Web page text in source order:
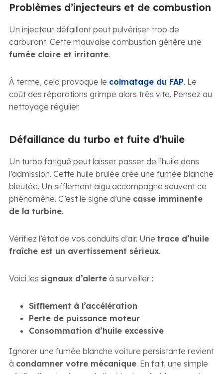
Problèmes d’injecteurs et de combustion
Un injecteur défaillant peut pulvériser trop de
carburant. Cette mauvaise combustion génère une
fumée claire et irritante.
À terme, cela provoque le colmatage du FAP. Le
coût des réparations grimpe alors très vite. Pensez au
nettoyage régulier.
Défaillance du turbo et fuite d’huile
Un turbo fatigué peut laisser passer de l’huile dans
l’admission. Cette huile brûlée crée une fumée blanche
bleutée. Un sifflement aigu accompagne souvent ce
phénomène. C’est le signe d’une casse imminente
de la turbine.
Vérifiez l’état de vos conduits d’air. Une trace d’huile
fraîche est un avertissement sérieux.
Voici les signaux d’alerteà surveiller :
Sifflement à l’accélération
Perte de puissance moteur
Consommation d’huile excessive
Ignorer une fumée blanche voiture persistante revient
à condamner votre mécanique. En fait, une simple